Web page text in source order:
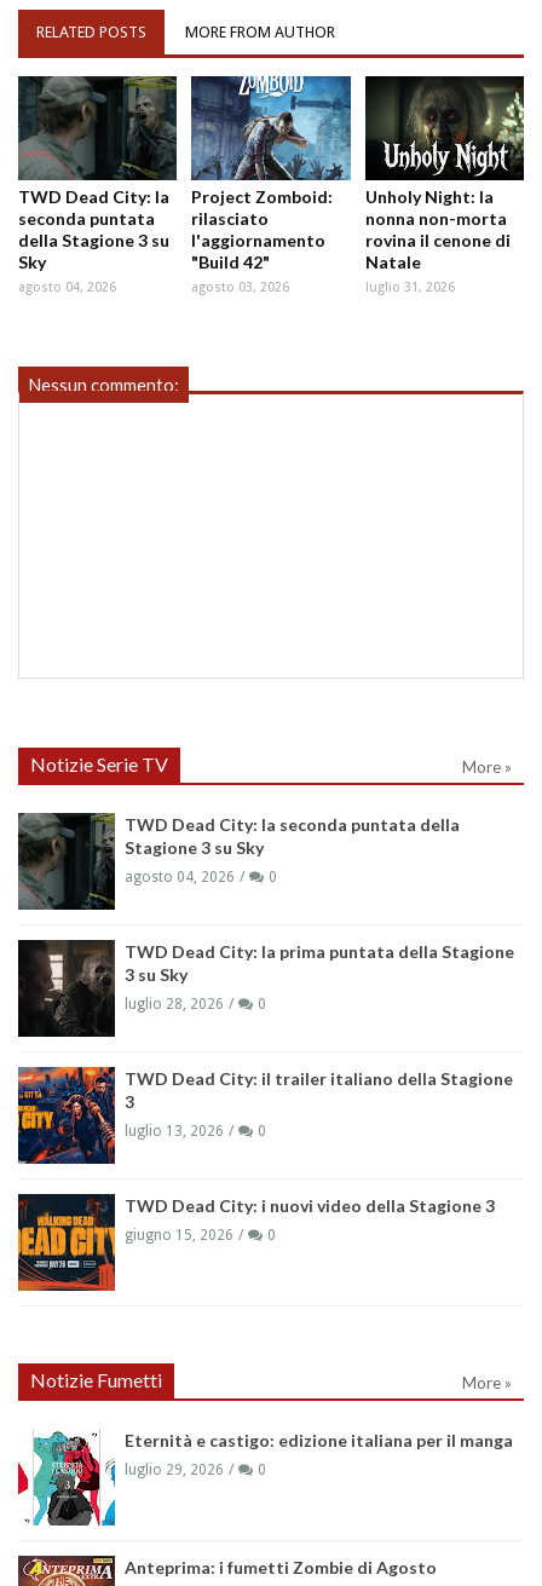
RELATED POSTS MORE FROM AUTHOR
TWD Dead City: la
seconda puntata
della Stagione 3 su
Sky
agosto 04, 2026
Project Zomboid:
rilasciato
l'aggiornamento
"Build 42"
agosto 03, 2026
Unholy Night: la
nonna non-morta
rovina il cenone di
Natale
luglio 31, 2026
Nessun commento:
Notizie Serie TV More »
TWD Dead City: la seconda puntata della
Stagione 3 su Sky
agosto 04, 2026 0
TWD Dead City: la prima puntata della Stagione
3 su Sky
luglio 28, 2026 0
TWD Dead City: il trailer italiano della Stagione
3
luglio 13, 2026 0
TWD Dead City: i nuovi video della Stagione 3
giugno 15, 2026 0
Notizie Fumetti More »
Eternità e castigo: edizione italiana per il manga
luglio 29, 2026 0
Anteprima: i fumetti Zombie di Agosto